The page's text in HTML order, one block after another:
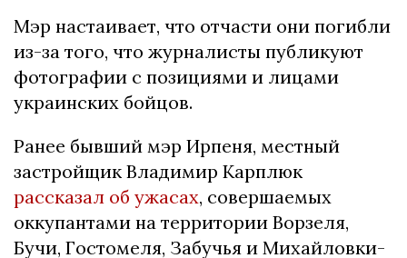
Мэр настаивает, что отчасти они погибли
из-за того, что журналисты публикуют
фотографии с позициями и лицами
украинских бойцов.
Ранее бывший мэр Ирпеня, местный
застройщик Владимир Карплюк
рассказал об ужасах, совершаемых
оккупантами на территории Ворзеля,
Бучи, Гостомеля, Забучья и Михайловки-